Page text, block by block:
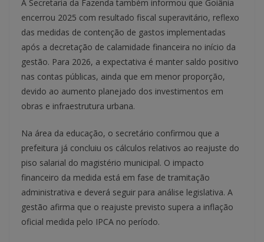
A Secretaria da Fazenda também informou que Goiânia
encerrou 2025 com resultado fiscal superavitário, reflexo
das medidas de contenção de gastos implementadas
após a decretação de calamidade financeira no início da
gestão. Para 2026, a expectativa é manter saldo positivo
nas contas públicas, ainda que em menor proporção,
devido ao aumento planejado dos investimentos em
obras e infraestrutura urbana.
Na área da educação, o secretário confirmou que a
prefeitura já concluiu os cálculos relativos ao reajuste do
piso salarial do magistério municipal. O impacto
financeiro da medida está em fase de tramitação
administrativa e deverá seguir para análise legislativa. A
gestão afirma que o reajuste previsto supera a inflação
oficial medida pelo IPCA no período.